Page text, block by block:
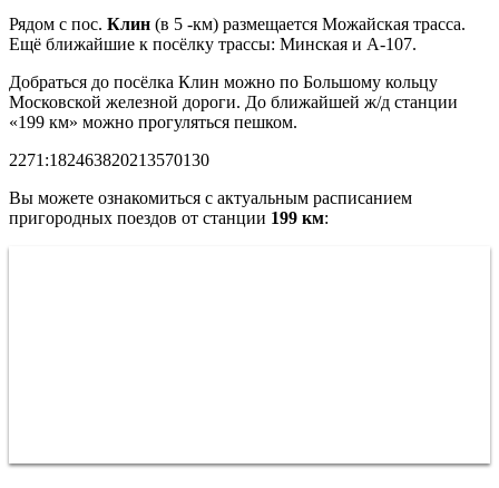
Рядом с пос. Клин (в 5 -км) размещается Можайская трасса.
Ещё ближайшие к посёлку трассы: Минская и A-107.
Добраться до посёлка Клин можно по Большому кольцу
Московской железной дороги. До ближайшей ж/д станции
«199 км» можно прогуляться пешком.
2271:182463820213570130
Вы можете ознакомиться с актуальным расписанием
пригородных поездов от станции 199 км: